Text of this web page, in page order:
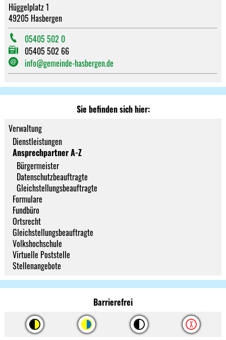
Hüggelplatz 1
49205 Hasbergen
05405 502 0
05405 502 66
info@gemeinde-hasbergen.de
Sie befinden sich hier:
Verwaltung
Dienstleistungen
Ansprechpartner A-Z
Bürgermeister
Datenschutzbeauftragte
Gleichstellungsbeauftragte
Formulare
Fundbüro
Ortsrecht
Gleichstellungsbeauftragte
Volkshochschule
Virtuelle Poststelle
Stellenangebote
Barrierefrei